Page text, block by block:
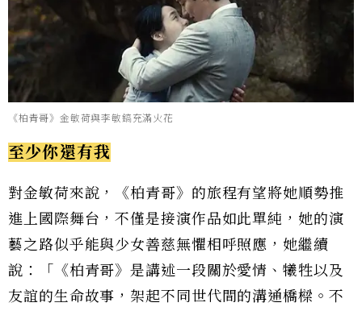
《柏青哥》金敏荷與李敏鎬充滿火花
至少你還有我
對金敏荷來說，《柏青哥》的旅程有望將她順勢推
進上國際舞台，不僅是接演作品如此單純，她的演
藝之路似乎能與少女善慈無懼相呼照應，她繼續
說：「《柏青哥》是講述一段關於愛情、犧牲以及
友誼的生命故事，架起不同世代間的溝通橋樑。不